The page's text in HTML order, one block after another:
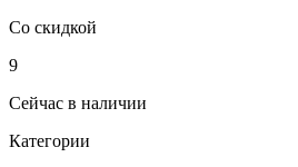
Со скидкой
9
Сейчас в наличии
Категории